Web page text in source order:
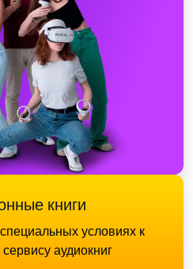
книги
условиях к
аудиокниг